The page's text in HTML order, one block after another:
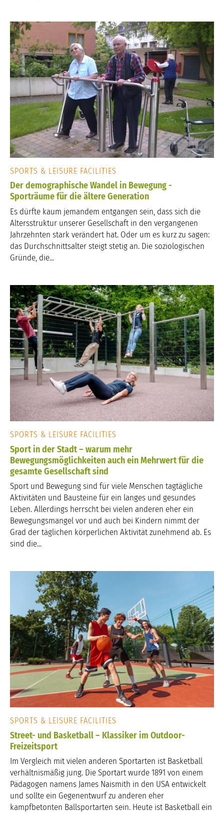
SPORTS & LEISURE FACILITIES
Der demographische Wandel in Bewegung -
Sporträume für die ältere Generation
Es dürfte kaum jemandem entgangen sein, dass sich die
Altersstruktur unserer Gesellschaft in den vergangenen
Jahrzehnten stark verändert hat. Oder um es kurz zu sagen:
das Durchschnittsalter steigt stetig an. Die soziologischen
Gründe, die...
SPORTS & LEISURE FACILITIES
Sport in der Stadt – warum mehr
Bewegungsmöglichkeiten auch ein Mehrwert für die
gesamte Gesellschaft sind
Sport und Bewegung sind für viele Menschen tagtägliche
Aktivitäten und Bausteine für ein langes und gesundes
Leben. Allerdings herrscht bei vielen anderen eher ein
Bewegungsmangel vor und auch bei Kindern nimmt der
Grad der täglichen körperlichen Aktivität zunehmend ab. Es
sind die...
SPORTS & LEISURE FACILITIES
Street- und Basketball – Klassiker im Outdoor-
Freizeitsport
Im Vergleich mit vielen anderen Sportarten ist Basketball
verhältnismäßig jung. Die Sportart wurde 1891 von einem
Pädagogen namens James Naismith in den USA entwickelt
und sollte ein Gegenentwurf zu anderen eher
kampfbetonten Ballsportarten sein. Heute ist Basketball ein